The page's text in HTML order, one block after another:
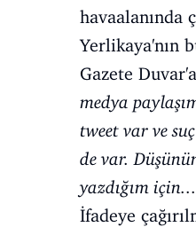
havaalanında
Yerlikaya'nın
Gazete
medya
tweet var ve
de var.
yazdığım
İfadeye